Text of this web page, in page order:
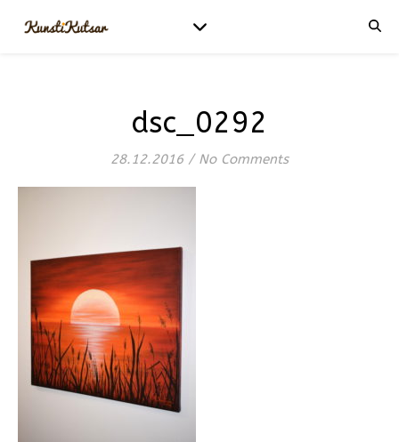
dsc_0292
28.12.2016 / No Comments